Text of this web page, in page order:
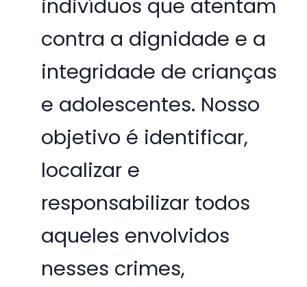
indivíduos que atentam
contra a dignidade e a
integridade de crianças
e adolescentes. Nosso
objetivo é identificar,
localizar e
responsabilizar todos
aqueles envolvidos
nesses crimes,